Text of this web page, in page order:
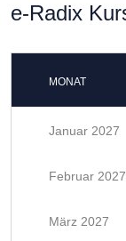
e-Radix
MONAT
Januar 2027
Februar 2027
März 2027